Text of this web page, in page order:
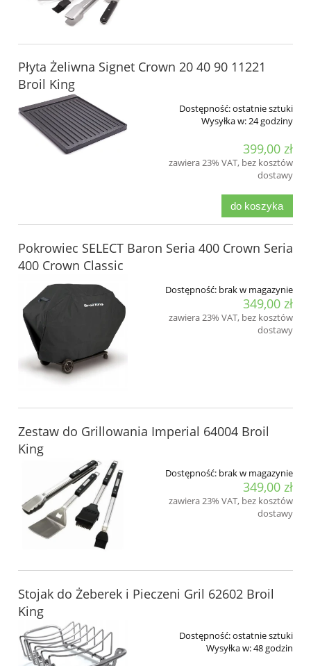
Płyta Żeliwna Signet Crown 20 40 90 11221
Broil King
Dostępność:ostatnie sztuki
Wysyłka w:24 godziny
399,00 zł
zawiera 23% VAT, bez kosztów
dostawy
do koszyka
Pokrowiec SELECT Baron Seria 400 Crown Seria
400 Crown Classic
Dostępność: brak w magazynie
349,00 zł
zawiera 23% VAT, bez kosztów
dostawy
Zestaw do Grillowania Imperial 64004 Broil
King
Dostępność: brak w magazynie
349,00 zł
zawiera 23% VAT, bez kosztów
dostawy
Stojak do Żeberek i Pieczeni Gril 62602 Broil
King
Dostępność:ostatnie sztuki
Wysyłka w:48 godzin